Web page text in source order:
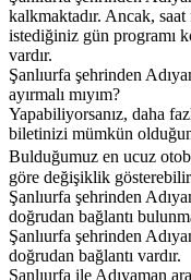
kalkmaktadır. Ancak,
istediğiniz gün programı
vardır.
Şanlıurfa şehrinden
ayırmalı mıyım?
Yapabiliyorsanız, daha
biletinizi mümkün
Bulduğumuz en ucuz
göre değişiklik
Şanlıurfa şehrinden
doğrudan bağlantı
Şanlıurfa şehrinden
doğrudan bağlantı vardır.
Şanlıurfa ile Adıyaman